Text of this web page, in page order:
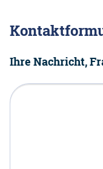
Ihre Nachricht,